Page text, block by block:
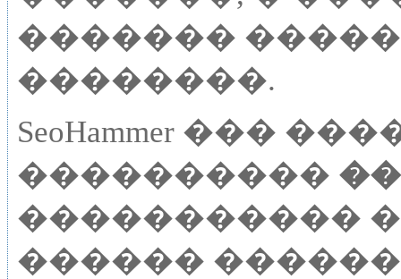
�������
��������.
SeoHammer ���
����������
�����������
������